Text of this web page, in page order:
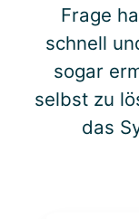
Frage
schnell
sogar
selbst zu
das